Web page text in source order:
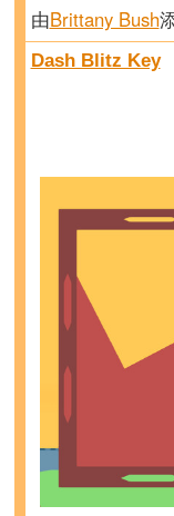
由Brittany Bush
Dash Blitz Key